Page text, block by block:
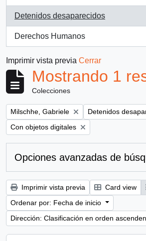
Detenidos desaparecidos
, 1 resultados
Derechos Humanos
, 1 resultados
Imprimir vista previa Cerrar
Mostrando 1
Colecciones
Remove filter:
Milschhe, Gabriele Remove filter:
Detenidos
Remove filter:
Con objetos digitales
Opciones avanzadas de
Imprimir vista previa Card view
Ordenar por: Fecha de inicio
Dirección: Clasificación en orden